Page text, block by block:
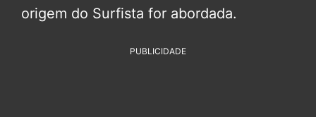
origem do Surfista for abordada.
PUBLICIDADE